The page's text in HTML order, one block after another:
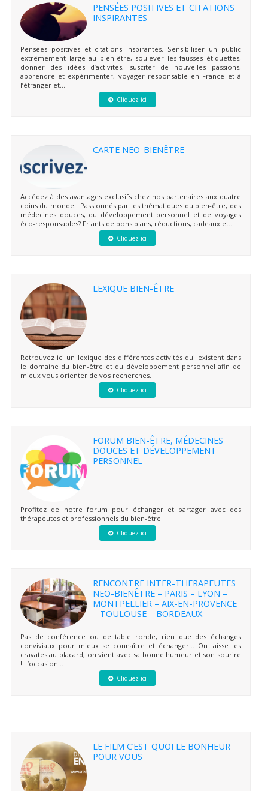
PENSÉES POSITIVES ET CITATIONS
INSPIRANTES
Pensées positives et citations inspirantes. Sensibiliser un public
extrêmement large au bien-être, soulever les fausses étiquettes,
donner des idées d’activités, susciter de nouvelles passions,
apprendre et expérimenter, voyager responsable en France et à
l’étranger et...
Cliquez ici
CARTE NEO-BIENÊTRE
Accédez à des avantages exclusifs chez nos partenaires aux quatre
coins du monde ! Passionnés par les thématiques du bien-être, des
médecines douces, du développement personnel et de voyages
éco-responsables? Friants de bons plans, réductions, cadeaux et...
Cliquez ici
LEXIQUE BIEN-ÊTRE
Retrouvez ici un lexique des différentes activités qui existent dans
le domaine du bien-être et du développement personnel afin de
mieux vous orienter de vos recherches.
Cliquez ici
FORUM BIEN-ÊTRE, MÉDECINES
DOUCES ET DÉVELOPPEMENT
PERSONNEL
Profitez de notre forum pour échanger et partager avec des
thérapeutes et professionnels du bien-être.
Cliquez ici
RENCONTRE INTER-THERAPEUTES
NEO-BIENÊTRE – PARIS – LYON –
MONTPELLIER – AIX-EN-PROVENCE
– TOULOUSE – BORDEAUX
Pas de conférence ou de table ronde, rien que des échanges
conviviaux pour mieux se connaître et échanger… On laisse les
cravates au placard, on vient avec sa bonne humeur et son sourire
! L’occasion...
Cliquez ici
LE FILM C’EST QUOI LE BONHEUR
POUR VOUS